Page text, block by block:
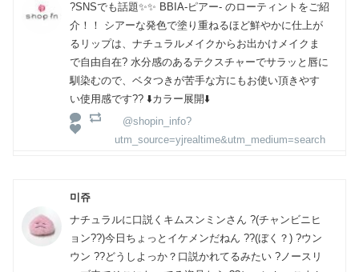
?SNSでも話題✨✨ BBIA-ピアー- のローティントをご紹
介！！ シアーな発色で塗り重ねるほど鮮やかに仕上が
るリップは、ナチュラルメイクからお出かけメイクま
で自由自在? 水分感のあるテクスチャーでサラッと唇に
馴染むので、ベタつきが苦手な方にもお使い頂きやす
い使用感です?? ⬇️カラー展開⬇️
@shopin_info?
utm_source=yjrealtime&utm_medium=search
미쥬
ナチュラルに口説くキムスンミンさん ?(チャンビニヒ
ョン??)今日ちょっとイケメンだねん ??(ぼく？) ?ウン
ウン ??どうしよっか？口説かれてるみたい ?ノースリ